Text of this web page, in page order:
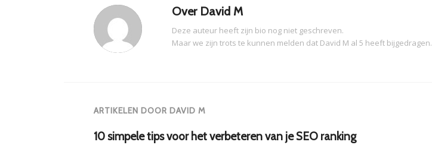
Over David M
Deze auteur heeft zijn bio nog niet geschreven.
Maar we zijn trots te kunnen melden dat David M al 5 heeft bijgedragen.
ARTIKELEN DOOR DAVID M
10 simpele tips voor het verbeteren van je SEO ranking